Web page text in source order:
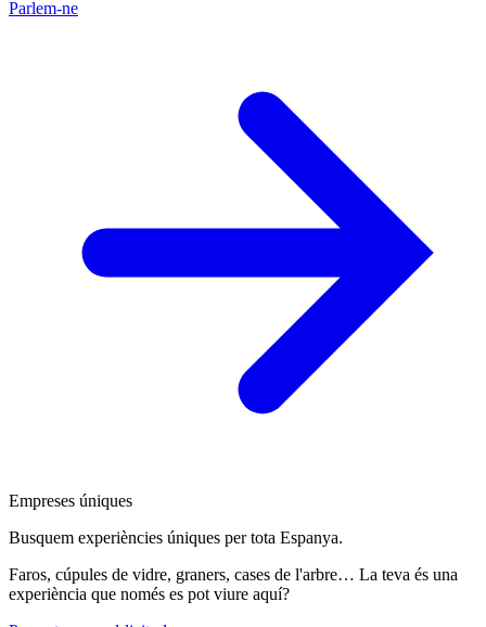
Parlem-ne
Empreses úniques
Busquem experiències úniques per tota Espanya.
Faros, cúpules de vidre, graners, cases de l'arbre… La teva és una
experiència que només es pot viure aquí?